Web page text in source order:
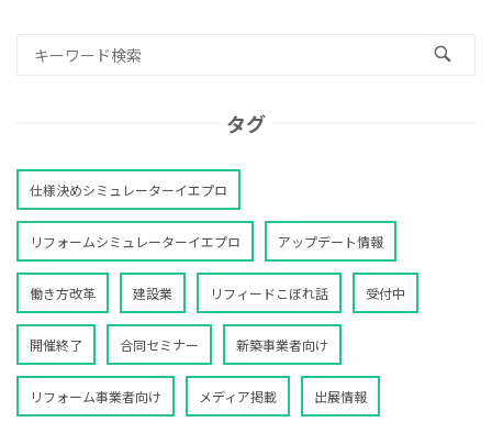
タグ
仕様決めシミュレーターイエプロ
リフォームシミュレーターイエプロ アップデート情報
働き方改革 建設業 リフィードこぼれ話 受付中
開催終了 合同セミナー 新築事業者向け
リフォーム事業者向け メディア掲載 出展情報